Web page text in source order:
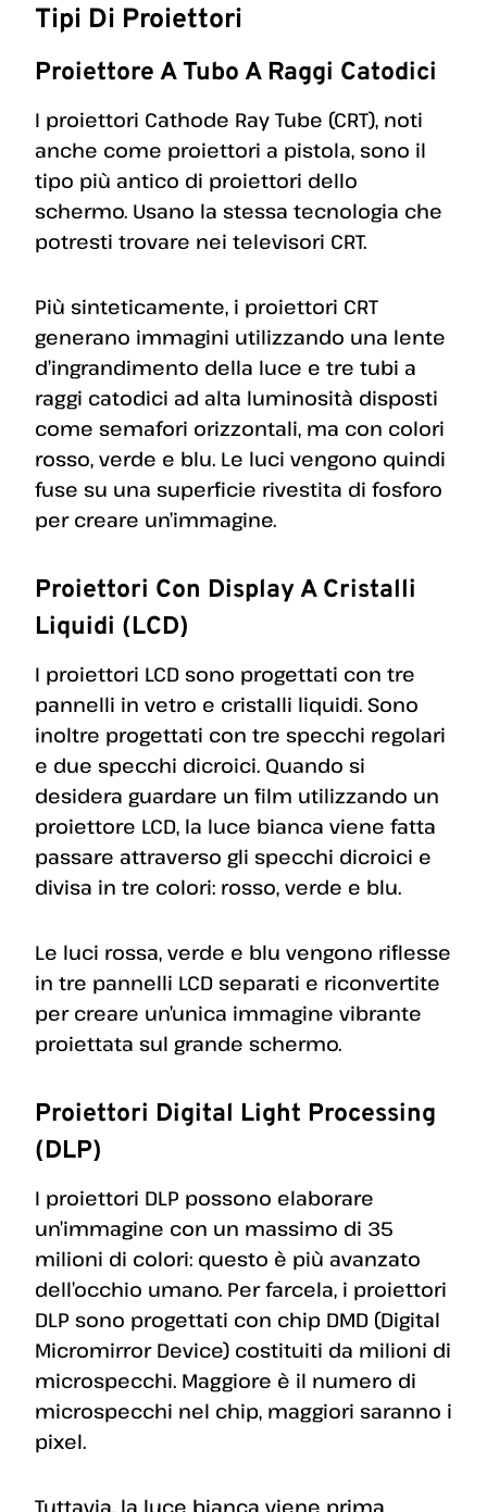
Tipi Di Proiettori
Proiettore A Tubo A Raggi Catodici
I proiettori Cathode Ray Tube (CRT), noti
anche come proiettori a pistola, sono il
tipo più antico di proiettori dello
schermo. Usano la stessa tecnologia che
potresti trovare nei televisori CRT.
Più sinteticamente, i proiettori CRT
generano immagini utilizzando una lente
d’ingrandimento della luce e tre tubi a
raggi catodici ad alta luminosità disposti
come semafori orizzontali, ma con colori
rosso, verde e blu. Le luci vengono quindi
fuse su una superficie rivestita di fosforo
per creare un’immagine.
Proiettori Con Display A Cristalli
Liquidi (LCD)
I proiettori LCD sono progettati con tre
pannelli in vetro e cristalli liquidi. Sono
inoltre progettati con tre specchi regolari
e due specchi dicroici. Quando si
desidera guardare un film utilizzando un
proiettore LCD, la luce bianca viene fatta
passare attraverso gli specchi dicroici e
divisa in tre colori: rosso, verde e blu.
Le luci rossa, verde e blu vengono riflesse
in tre pannelli LCD separati e riconvertite
per creare un’unica immagine vibrante
proiettata sul grande schermo.
Proiettori Digital Light Processing
(DLP)
I proiettori DLP possono elaborare
un’immagine con un massimo di 35
milioni di colori: questo è più avanzato
dell’occhio umano. Per farcela, i proiettori
DLP sono progettati con chip DMD (Digital
Micromirror Device) costituiti da milioni di
microspecchi. Maggiore è il numero di
microspecchi nel chip, maggiori saranno i
pixel.